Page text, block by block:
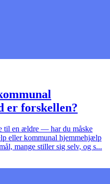
forskellen?
til en ældre — har du måske
eller kommunal hjemmehjælp
mange stiller sig selv, og s...